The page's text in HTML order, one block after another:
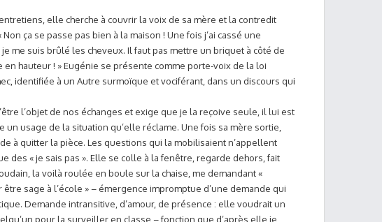
elle cherche à couvrir la voix de sa mère et la contredit
Non ça se passe pas bien à la maison ! Une fois j’ai cassé une
me suis brûlé les cheveux. Il faut pas mettre un briquet à côté de
en hauteur ! » Eugénie se présente comme porte-voix de la loi
identifiée à un Autre surmoïque et vociférant, dans un discours qui
l’objet de nos échanges et exige que je la reçoive seule, il lui est
un usage de la situation qu’elle réclame. Une fois sa mère sortie,
à quitter la pièce. Les questions qui la mobilisaient n’appellent
des « je sais pas ». Elle se colle à la fenêtre, regarde dehors, fait
la voilà roulée en boule sur la chaise, me demandant «
sage à l’école » – émergence impromptue d’une demande qui
Demande intransitive, d’amour, de présence : elle voudrait un
pour la surveiller en classe – fonction que d’après elle je